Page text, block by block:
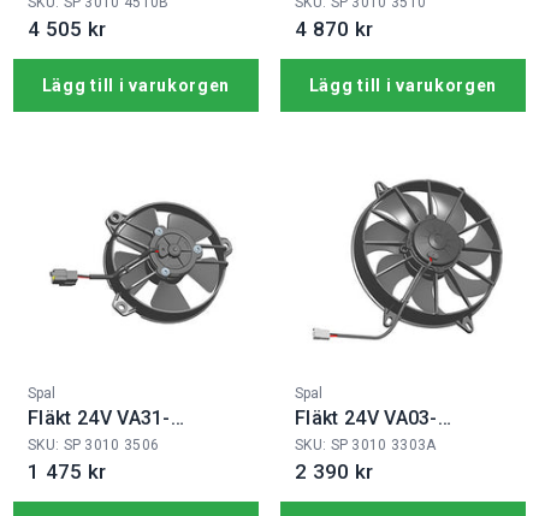
4 505 kr
Lägg till i varukorgen
4 870 kr
Lägg till i varukorgen
Fabrikat:
Spal
Fläkt 24V VA31-
B101/IE-46S
SKU: SP 3010 3506
1 475 kr
Fabrikat:
Spal
Fläkt 24V VA03-
BP90/LL-68A
SKU: SP 3010 3303A
2 390 kr